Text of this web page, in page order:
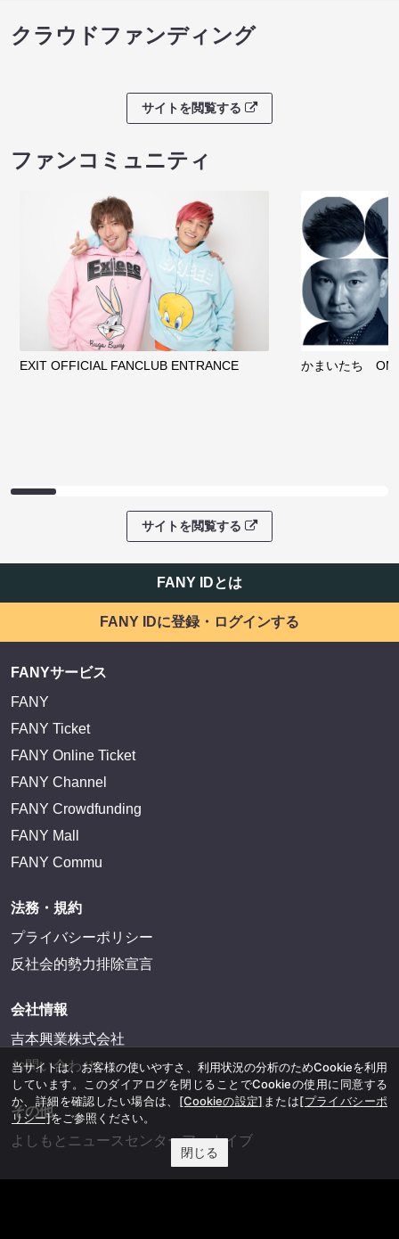
クラウドファンディング
サイトを閲覧する
ファンコミュニティ
EXIT OFFICIAL FANCLUB ENTRANCE かまいたち
サイトを閲覧する
FANY IDとは
FANY IDに登録・ログインする
FANYサービス
FANY
FANY Ticket
FANY Online Ticket
FANY Channel
FANY Crowdfunding
FANY Mall
FANY Commu
法務・規約
プライバシーポリシー
反社会的勢力排除宣言
会社情報
吉本興業株式会社
お問い合わせ
その他
よしもとニュースセンターアーカイブ
当サイトは、お客様の使いやすさ、利用状況の分析のためCookieを利用
しています。このダイアログを閉じることでCookieの使用に同意する
か、詳細を確認したい場合は、 [Cookieの設定] または[プライバシーポ
リシー]をご参照ください。
閉じる